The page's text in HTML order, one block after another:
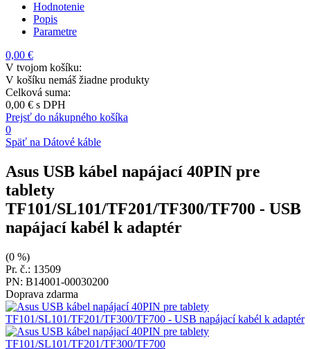
Hodnotenie
Popis
Parametre
0,00 €
V tvojom košíku:
V košíku nemáš žiadne produkty
Celková suma:
0,00 € s DPH
Prejsť do nákupného košíka
0
Späť na Dátové káble
Asus USB kábel napájací 40PIN pre
tablety
TF101/SL101/TF201/TF300/TF700 - USB
napájací kabél k adaptér
(0 %)
Pr. č.: 13509
PN: B14001-00030200
Doprava zdarma